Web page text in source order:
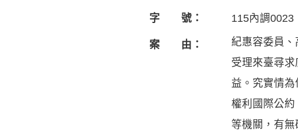
字 號： 115內調0023
案 由：
紀惠容委員
受理來臺尋
益。究實情
權利國際公
等機關，有